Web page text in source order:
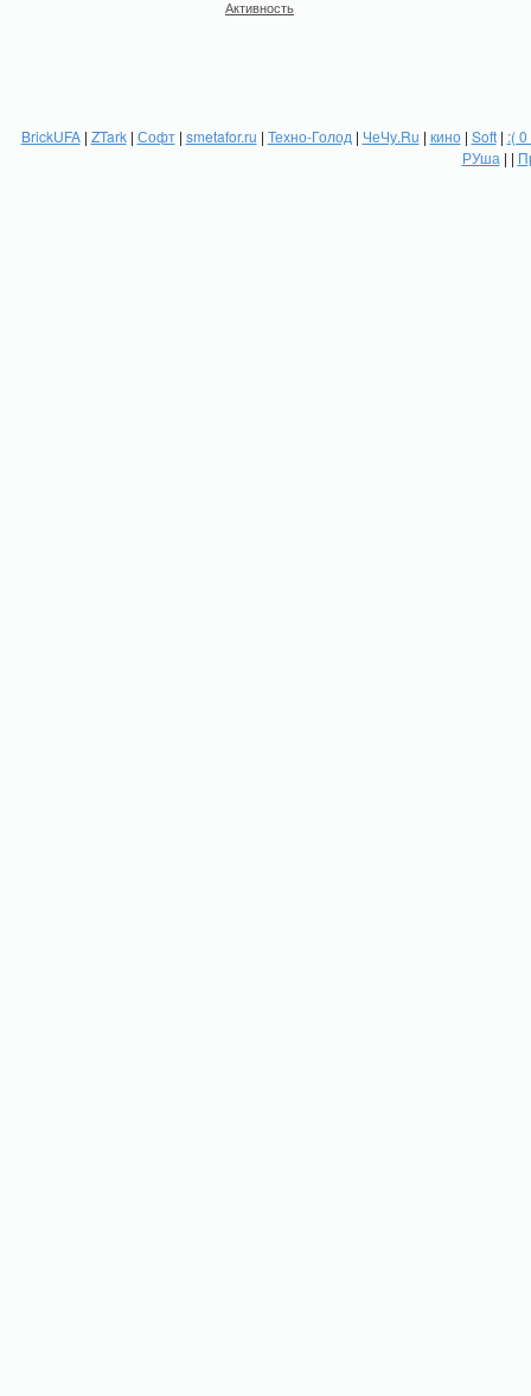
Активность
BrickUFA| ZTark| Софт| smetafor.ru | Техно-Голод | ЧеЧу.Ru | кино| Soft| :(
РУша | |